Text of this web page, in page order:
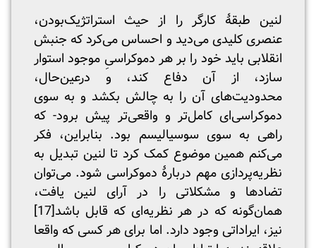
لنین طبقۀ کارگر را از حیث استراتژیک‌بودن،
عنصری کلیدی می‌دید و احساس می‌کرد که جنبش
انقلابی باید خود را بر هر دموکراسیِ موجود استوار
سازد، از آن دفاع کند، و در‌عین‌حال،
محدودیت‌های آن را به چالش بکشد و به سوی
دموکراسی‌ای کامل‌تر و واقعی‌تر پیش برود- که
راهی به سوی سوسیالیسم بود. بنابراین، فکر
می‌کنم همین موضوع کمک کرد تا لنین تبدیل به
نظریه‌پردازی مهم دربارۀ دموکراسی شود. می‌توان
تضادها و مشکلاتی را در آرای لنین یافت،
همان‌گونه که در هر نظریه‌ای که قابل باشد[17]
نیز، ایراداتی وجود دارد. اما برای هر کسی که واقعا